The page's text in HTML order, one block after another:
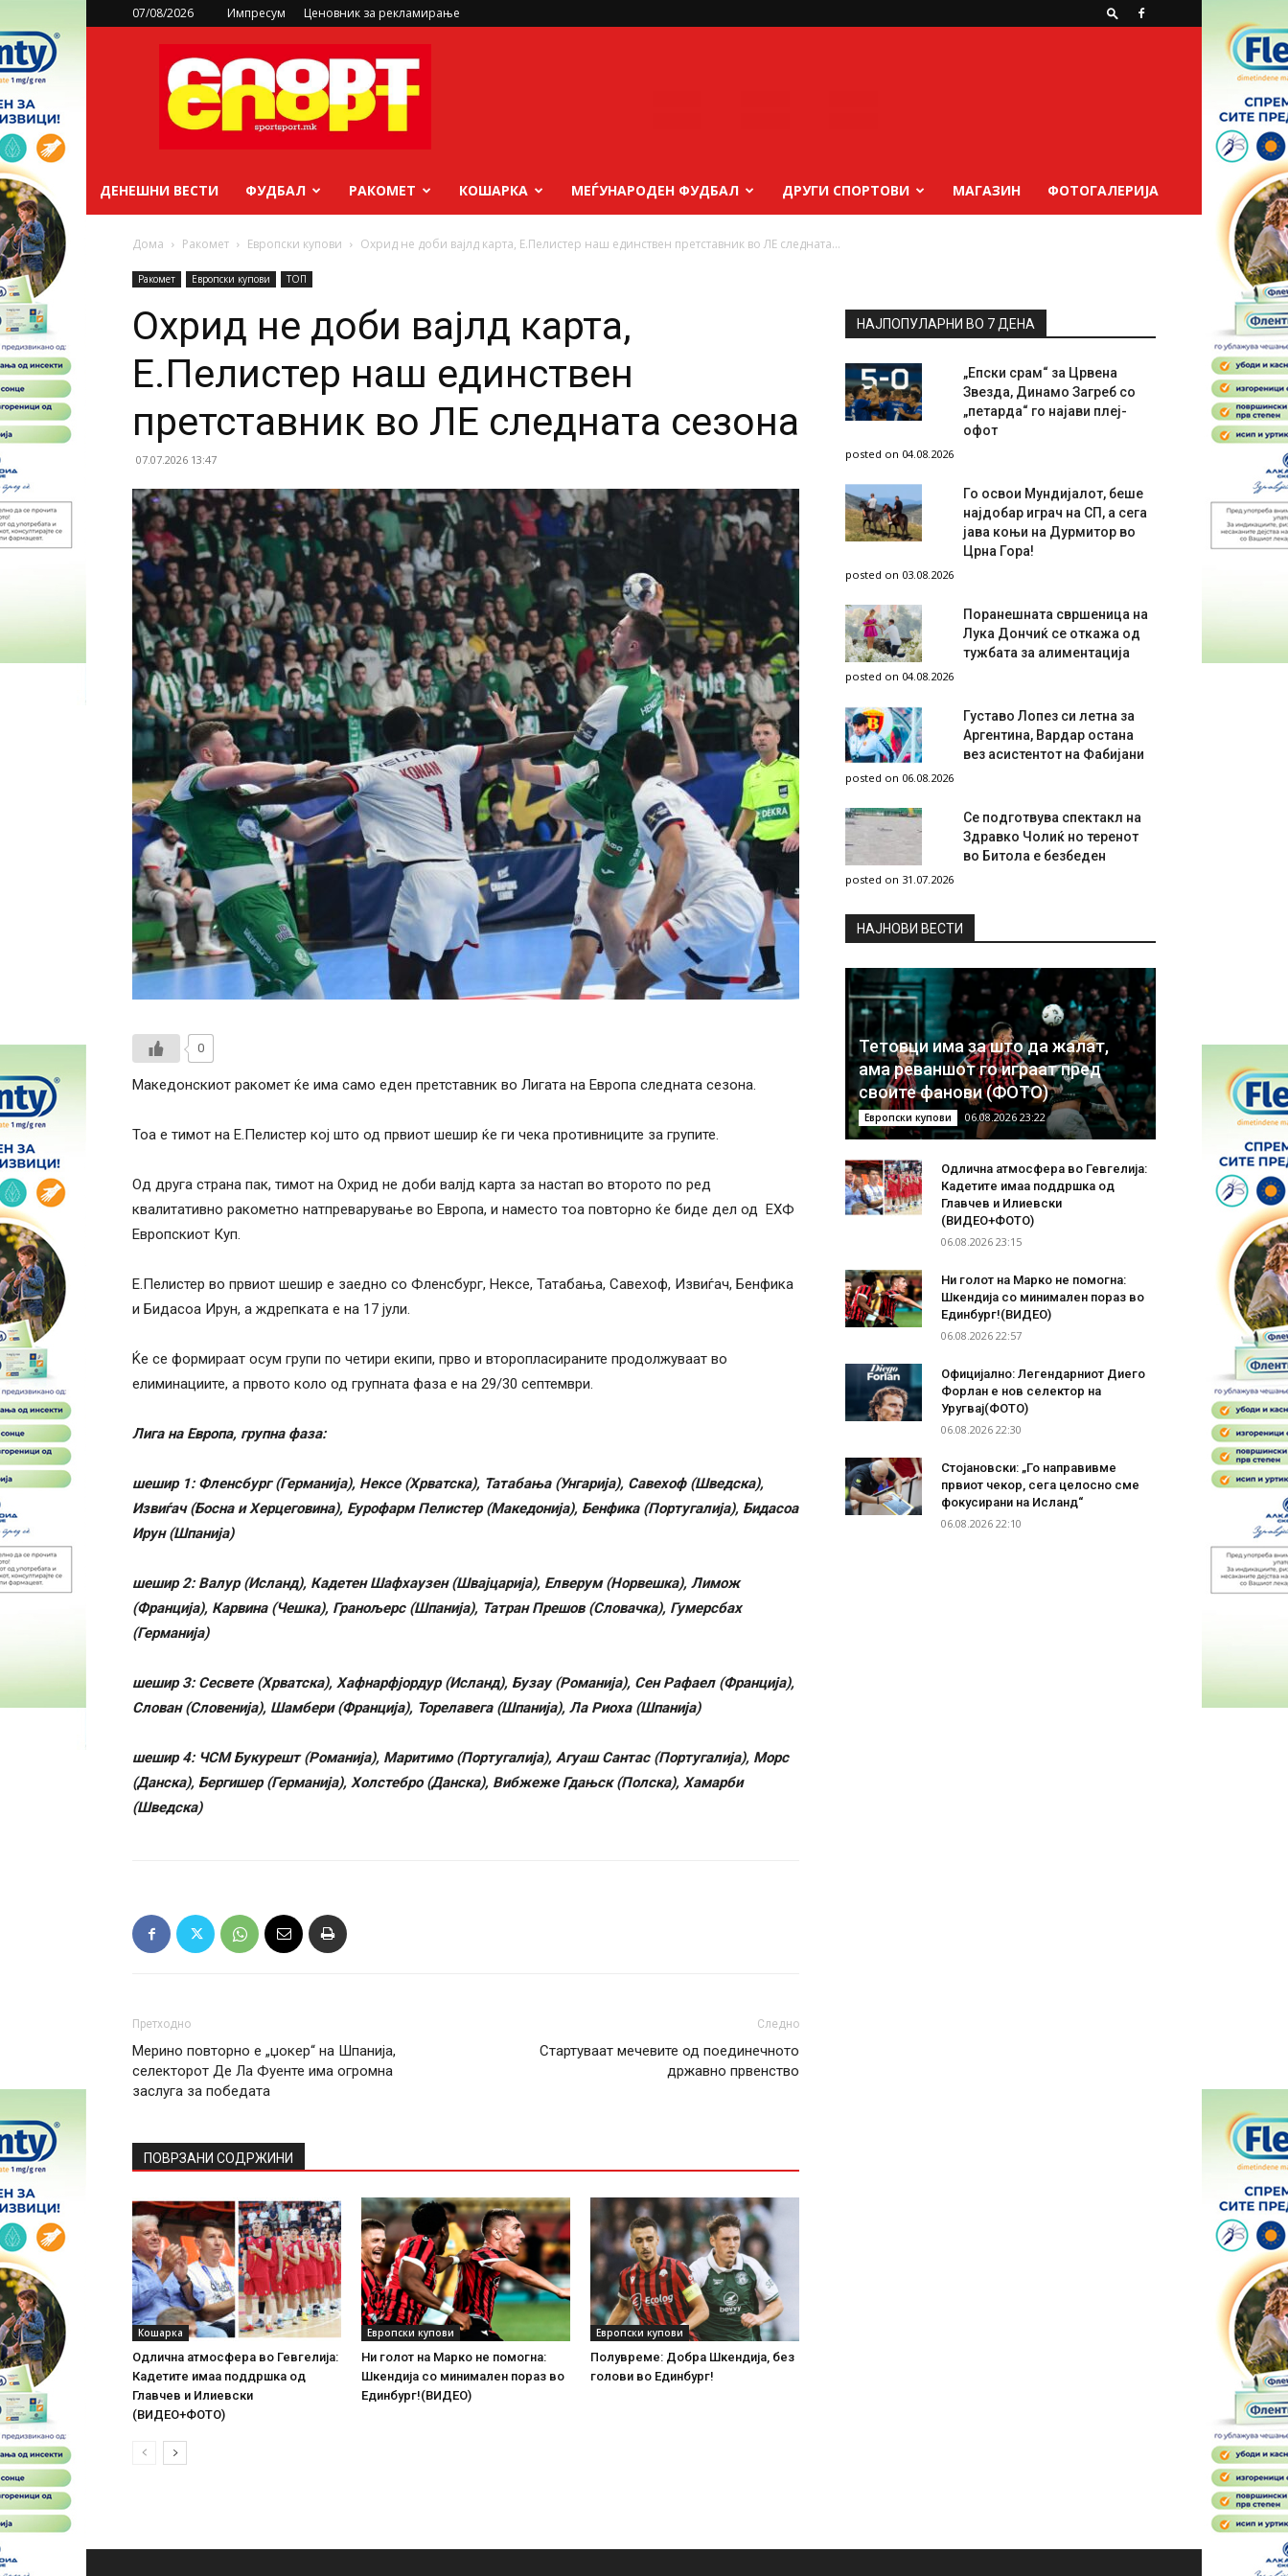
07/08/2026 Импресум Ценовник за рекламирање
sportsport.mk
ДЕНЕШНИ ВЕСТИ ФУДБАЛ РАКОМЕТ КОШАРКА МЕЃУНАРОДЕН ФУДБАЛ ДРУГИ СПОРТОВИ МАГАЗИН ФОТОГАЛЕРИЈА
Дома Ракомет Европски купови Охрид не доби вајлд карта, Е.Пелистер наш единствен претставник во ЛЕ следната...
Ракомет Европски купови ТОП
Охрид не доби вајлд карта,
Е.Пелистер наш единствен
претставник во ЛЕ следната сезона
07.07.2026 13:47
0
Македонскиот ракомет ќе има само еден претставник во Лигата на Европа следната сезона.
Тоа е тимот на Е.Пелистер кој што од првиот шешир ќе ги чека противниците за групите.
Од друга страна пак, тимот на Охрид не доби валјд карта за настап во второто по ред
квалитативно ракометно натпреварување во Европа, и наместо тоа повторно ќе биде дел од ЕХФ
Европскиот Куп.
Е.Пелистер во првиот шешир е заедно со Фленсбург, Нексе, Татабања, Савехоф, Извиѓач, Бенфика
и Бидасоа Ирун, а ждрепката е на 17 јули.
Ќе се формираат осум групи по четири екипи, прво и второпласираните продолжуваат во
елиминациите, а првото коло од групната фаза е на 29/30 септември.
Лига на Европа, групна фаза:
шешир 1: Фленсбург (Германија), Нексе (Хрватска), Татабања (Унгарија), Савехоф (Шведска),
Извиѓач (Босна и Херцеговина), Еурофарм Пелистер (Македонија), Бенфика (Португалија), Бидасоа
Ирун (Шпанија)
шешир 2: Валур (Исланд), Кадетен Шафхаузен (Швајцарија), Елверум (Норвешка), Лимож
(Франција), Карвина (Чешка), Гранољерс (Шпанија), Татран Прешов (Словачка), Гумерсбах
(Германија)
шешир 3: Сесвете (Хрватска), Хафнарфјордур (Исланд), Бузау (Романија), Сен Рафаел (Франција),
Слован (Словенија), Шамбери (Франција), Торелавега (Шпанија), Ла Риоха (Шпанија)
шешир 4: ЧСМ Букурешт (Романија), Маритимо (Португалија), Агуаш Сантас (Португалија), Морс
(Данска), Бергишер (Германија), Холстебро (Данска), Вибжеже Гдањск (Полска), Хамарби
(Шведска)
Претходно
Мерино повторно е „џокер“ на Шпанија,
селекторот Де Ла Фуенте има огромна
заслуга за победата
Следно
Стартуваат мечевите од поединечното
државно првенство
ПОВРЗАНИ СОДРЖИНИ
Кошарка
Одлична атмосфера во Гевгелија:
Кадетите имаа поддршка од
Главчев и Илиевски
(ВИДЕО+ФОТО)
Европски купови
Ни голот на Марко не помогна:
Шкендија со минимален пораз во
Единбург!(ВИДЕО)
Европски купови
Полувреме: Добра Шкендија, без
голови во Единбург!
НАЈПОПУЛАРНИ ВО 7 ДЕНА
„Епски срам“ за Црвена
Звезда, Динамо Загреб со
„петарда“ го најави плеј-
офот
posted on 04.08.2026
Го освои Мундијалот, беше
најдобар играч на СП, а сега
јава коњи на Дурмитор во
Црна Гора!
posted on 03.08.2026
Поранешната свршеница на
Лука Дончиќ се откажа од
тужбата за алиментација
posted on 04.08.2026
Густаво Лопез си летна за
Аргентина, Вардар остана
вез асистентот на Фабијани
posted on 06.08.2026
Се подготвува спектакл на
Здравко Чолиќ но теренот
во Битола е безбеден
posted on 31.07.2026
НAЈНОВИ ВЕСТИ
Тетовци има за што да жалат,
ама реваншот го играат пред
своите фанови (ФОТО)
Европски купови 06.08.2026 23:22
Одлична атмосфера во Гевгелија:
Кадетите имаа поддршка од
Главчев и Илиевски
(ВИДЕО+ФОТО)
06.08.2026 23:15
Ни голот на Марко не помогна:
Шкендија со минимален пораз во
Единбург!(ВИДЕО)
06.08.2026 22:57
Официјално: Легендарниот Диего
Форлан е нов селектор на
Уругвај(ФОТО)
06.08.2026 22:30
Стојановски: „Го направивме
првиот чекор, сега целосно сме
фокусирани на Исланд“
06.08.2026 22:10